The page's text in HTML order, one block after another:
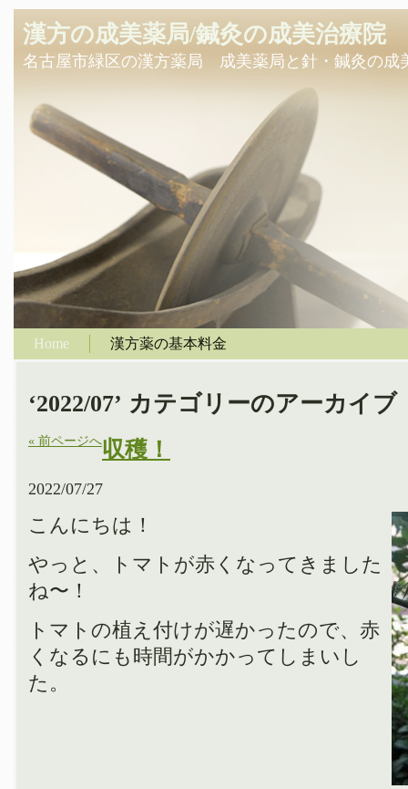
漢方の成美薬局/鍼灸の成美治療院
名古屋市緑区の漢方薬局 成美薬局と針・鍼灸の成
Home 漢方薬の基本料金
‘2022/07’ カテゴリーのアーカイブ
« 前ページへ収穫！
2022/07/27
こんにちは！
やっと、トマトが赤くなってきました
ね〜！
トマトの植え付けが遅かったので、赤
くなるにも時間がかかってしまいし
た。